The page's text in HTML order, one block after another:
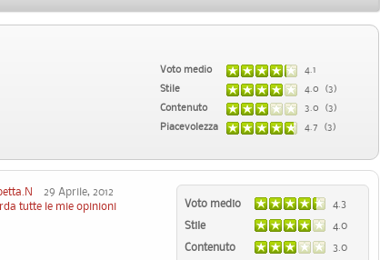
Voto medio
4.1
Stile
4.0 (3)
Contenuto
3.0 (3)
Piacevolezza
4.7 (3)
Voto medio
4.3
Stile
4.0
Contenuto
3.0
29 Aprile, 2012
tutte le mie opinioni